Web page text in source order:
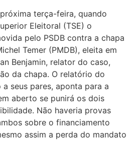
terça-feira, quando
Eleitoral (TSE) o
pelo PSDB contra a chapa
Temer (PMDB), eleita em
Benjamin, relator do caso,
da chapa. O relatório do
seus pares, aponta para a
aberto se punirá os dois
Não haveria provas
sobre o financiamento
assim a perda do mandato